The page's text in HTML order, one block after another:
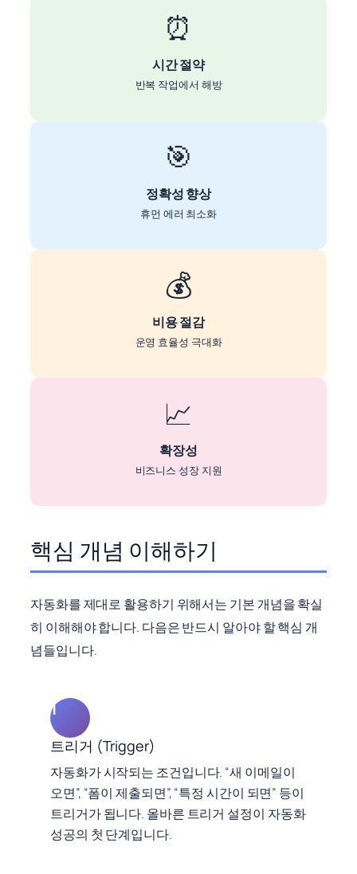
⏰
시간 절약
반복 작업에서 해방
🎯
정확성 향상
휴먼 에러 최소화
💰
비용 절감
운영 효율성 극대화
📈
확장성
비즈니스 성장 지원
핵심 개념 이해하기
자동화를 제대로 활용하기 위해서는 기본 개념을 확실
히 이해해야 합니다. 다음은 반드시 알아야 할 핵심 개
념들입니다.
1
트리거 (Trigger)
자동화가 시작되는 조건입니다. “새 이메일이
오면”, “폼이 제출되면”, “특정 시간이 되면” 등이
트리거가 됩니다. 올바른 트리거 설정이 자동화
성공의 첫 단계입니다.